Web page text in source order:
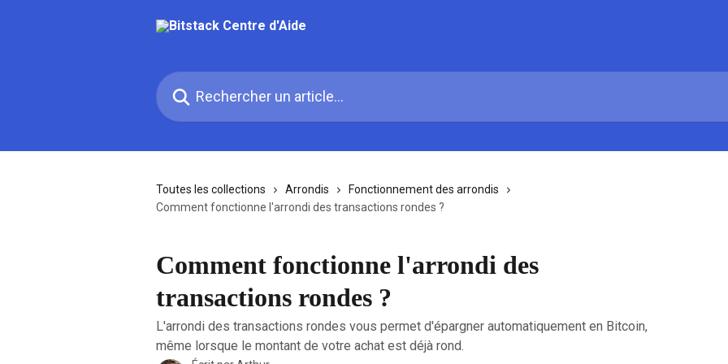
Rechercher un article...
Toutes les collections Arrondis
Fonctionnement des arrondis
Comment fonctionne l'arrondi des transactions rondes ?
Comment fonctionne l'arrondi des
transactions rondes ?
L'arrondi des transactions rondes vous permet d'épargner automatiquement en Bitcoin,
même lorsque le montant de votre achat est déjà rond.